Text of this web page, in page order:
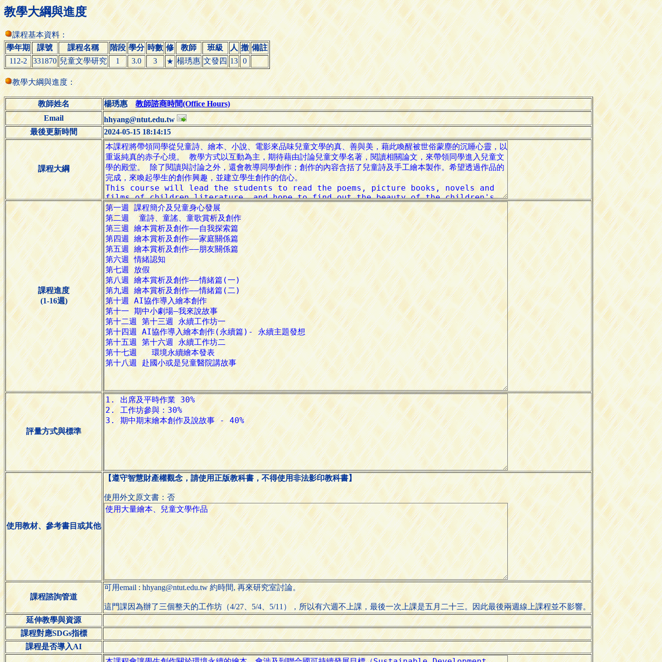
教學大綱與進度
課程基本資料：
學年期
課號 課程名稱 階段 學分 時數 修 教師 班級 人 撤 備註
112-2
331870 兒童文學研究 1 3.0 3 ★ 楊琇惠 文發四 13 0
教學大綱與進度：
教師姓名 楊琇惠 教師諮商時間(Office Hours)
Email
hhyang@ntut.edu.tw
最後更新時間
2024-05-15 18:14:15
課程大綱
課程進度
(1-16週)
評量方式與標準
使用教材、參考書目或其他
【遵守智慧財產權觀念，請使用正版教科書，不得使用非法影印教科書】
使用外文原文書：否
課程諮詢管道
可用email : hhyang@ntut.edu.tw 約時間, 再來研究室討論。
這門課因為辦了三個整天的工作坊（4/27、5/4、5/11），所以有六週不上課，最後一次上課是五月二十三。因此最後兩週線上課程並不影響。
延伸教學與資源
課程對應SDGs指標
課程是否導入AI